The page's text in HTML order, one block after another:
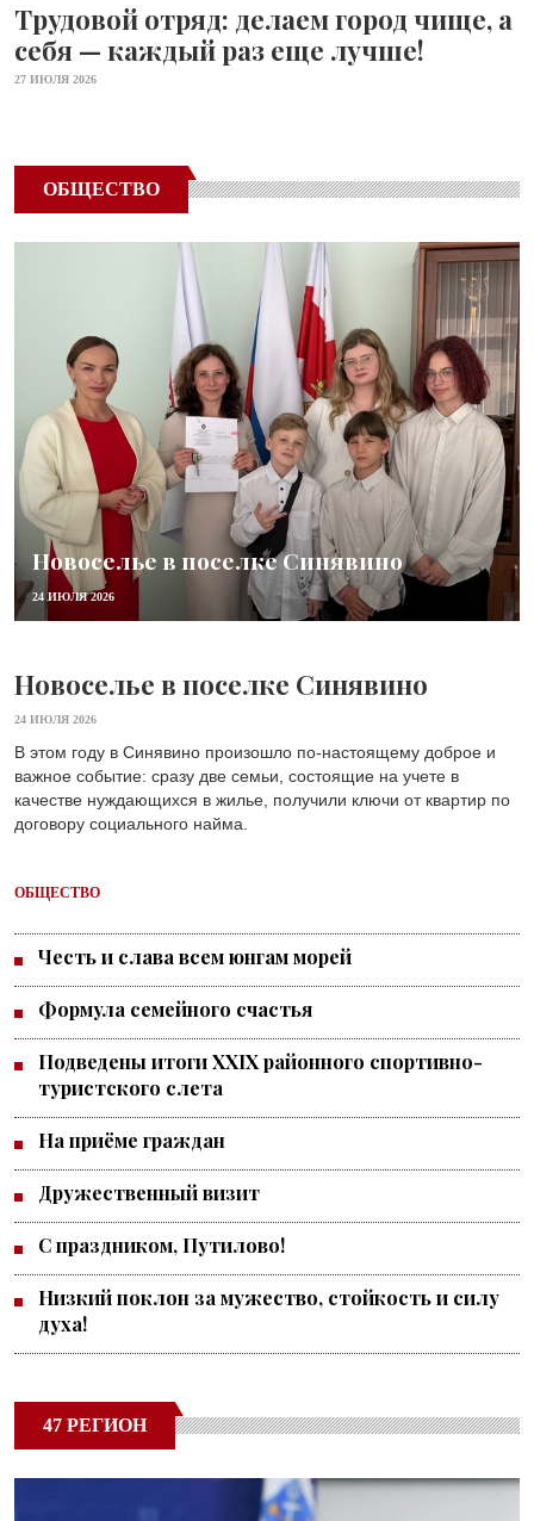
Трудовой отряд: делаем город чище, а
себя — каждый раз еще лучше!
27 ИЮЛЯ 2026
ОБЩЕСТВО
Новоселье в поселке Синявино
24 ИЮЛЯ 2026
Новоселье в поселке Синявино
24 ИЮЛЯ 2026
В этом году в Синявино произошло по-настоящему доброе и
важное событие: сразу две семьи, состоящие на учете в
качестве нуждающихся в жилье, получили ключи от квартир по
договору социального найма.
ОБЩЕСТВО
Честь и слава всем юнгам морей
Формула семейного счастья
Подведены итоги XXIX районного спортивно-
туристского слета
На приёме граждан
Дружественный визит
С праздником, Путилово!
Низкий поклон за мужество, стойкость и силу
духа!
47 РЕГИОН